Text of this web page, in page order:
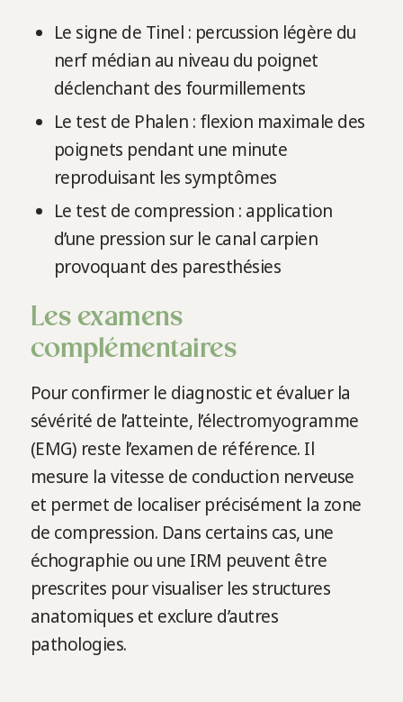
Le signe de Tinel : percussion légère du
nerf médian au niveau du poignet
déclenchant des fourmillements
Le test de Phalen : flexion maximale des
poignets pendant une minute
reproduisant les symptômes
Le test de compression : application
d’une pression sur le canal carpien
provoquant des paresthésies
Les examens
complémentaires
Pour confirmer le diagnostic et évaluer la
sévérité de l’atteinte, l’électromyogramme
(EMG) reste l’examen de référence. Il
mesure la vitesse de conduction nerveuse
et permet de localiser précisément la zone
de compression. Dans certains cas, une
échographie ou une IRM peuvent être
prescrites pour visualiser les structures
anatomiques et exclure d’autres
pathologies.